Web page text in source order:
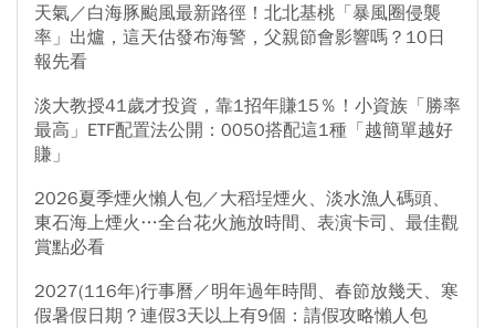
天氣／白海豚颱風最新路徑！北北基桃「暴風圈侵襲
率」出爐，這天估發布海警，父親節會影響嗎？10日
報先看
淡大教授41歲才投資，靠1招年賺15％！小資族「勝率
最高」ETF配置法公開：0050搭配這1種「越簡單越好
賺」
2026夏季煙火懶人包／大稻埕煙火、淡水漁人碼頭、
東石海上煙火…全台花火施放時間、表演卡司、最佳觀
賞點必看
2027(116年)行事曆／明年過年時間、春節放幾天、寒
假暑假日期？連假3天以上有9個：請假攻略懶人包